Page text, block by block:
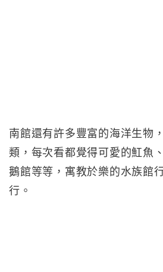
南館還有許多豐富的海洋生物
類，每次看都覺得可愛的魟魚
鵝館等等，寓教於樂的水族館
行。